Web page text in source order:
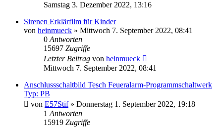
Samstag 3. Dezember 2022, 13:16
Sirenen Erklärfilm für Kinder
von heinmueck » Mittwoch 7. September 2022, 08:41
0 Antworten
15697 Zugriffe
Letzter Beitrag von heinmueck
Mittwoch 7. September 2022, 08:41
Anschlussschaltbild Tesch Feueralarm-Programmschaltwerk
Typ: PB
von E57Stif» Donnerstag 1. September 2022, 19:18
1 Antworten
15919 Zugriffe